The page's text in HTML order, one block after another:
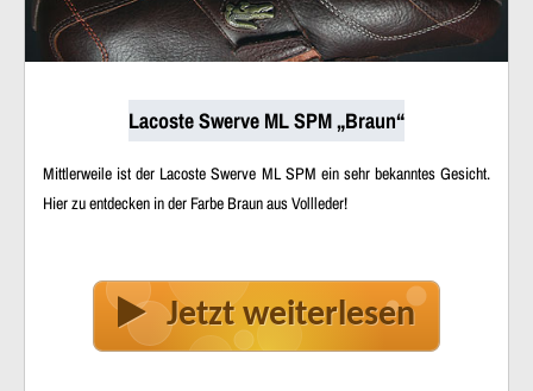
Lacoste Swerve ML SPM „Braun“
Mittlerweile ist der Lacoste Swerve ML SPM ein sehr bekanntes Gesicht.
Hier zu entdecken in der Farbe Braun aus Vollleder!
Jetzt weiterlesen